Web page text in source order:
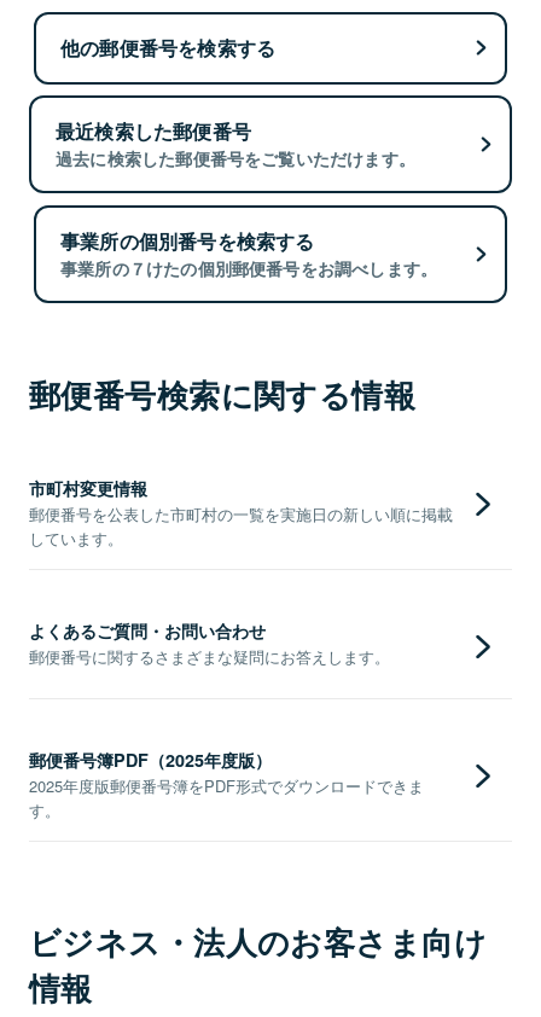
他の郵便番号を検索する
最近検索した郵便番号
過去に検索した郵便番号をご覧いただけます。
事業所の個別番号を検索する
事業所の７けたの個別郵便番号をお調べします。
郵便番号検索に関する情報
市町村変更情報
郵便番号を公表した市町村の一覧を実施日の新しい順に掲載
しています。
よくあるご質問・お問い合わせ
郵便番号に関するさまざまな疑問にお答えします。
郵便番号簿PDF（2025年度版）
2025年度版郵便番号簿をPDF形式でダウンロードできま
す。
ビジネス・法人のお客さま向け
情報